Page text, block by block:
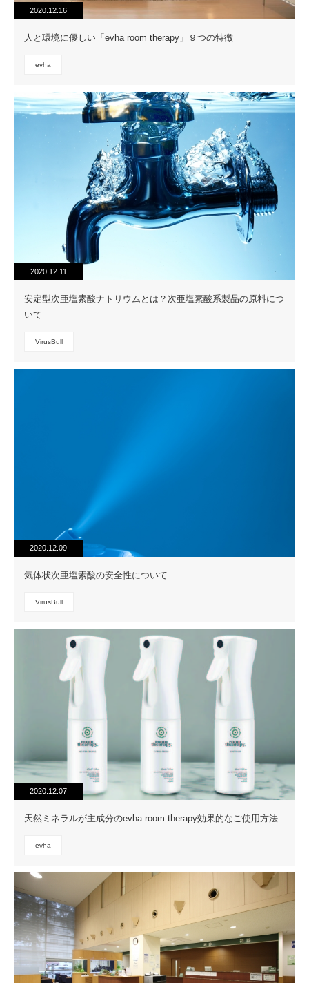
2020.12.16
人と環境に優しい「evha room therapy」９つの特徴
evha
2020.12.11
安定型次亜塩素酸ナトリウムとは？次亜塩素酸系製品の原料につ
いて
VirusBull
2020.12.09
気体状次亜塩素酸の安全性について
VirusBull
2020.12.07
天然ミネラルが主成分のevha room therapy効果的なご使用方法
evha